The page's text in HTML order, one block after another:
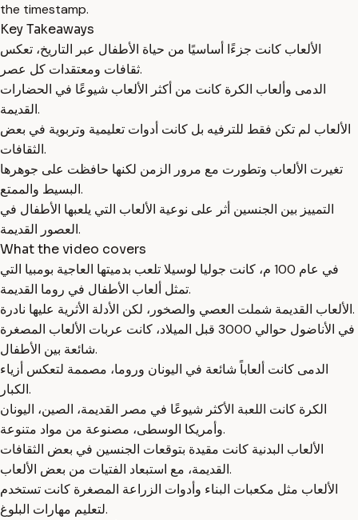
the timestamp.
Key Takeaways
الألعاب كانت جزءًا أساسيًا من حياة الأطفال عبر التاريخ، تعكس
ثقافات ومعتقدات كل عصر.
الدمى وألعاب الكرة كانت من أكثر الألعاب شيوعًا في الحضارات
القديمة.
الألعاب لم تكن فقط للترفيه بل كانت أدوات تعليمية وتربوية في بعض
الثقافات.
تغيرت الألعاب وتطورت مع مرور الزمن لكنها حافظت على جوهرها
البسيط والممتع.
التمييز بين الجنسين أثر على نوعية الألعاب التي يلعبها الأطفال في
العصور القديمة.
What the video covers
في عام 100 م، كانت جوليا لوسيلا تلعب بدميتها العاجية بومبيا التي
تمثل ألعاب الأطفال في روما القديمة.
الألعاب القديمة شملت العصي والصخور، لكن الأدلة الأثرية عليها نادرة.
في الأناضول حوالي 3000 قبل الميلاد، كانت عربات الألعاب المصغرة
شائعة بين الأطفال.
الدمى كانت ألعاباً شائعة في اليونان وروما، مصممة لتعكس أزياء
الكبار.
الكرة كانت اللعبة الأكثر شيوعًا في مصر القديمة، الصين، اليونان
وأمريكا الوسطى، مصنوعة من مواد متنوعة.
الألعاب البدنية كانت مقيدة بتوقعات الجنسين في بعض الثقافات
القديمة، مع استبعاد الفتيات من بعض الألعاب.
الألعاب مثل مكعبات البناء وأدوات الزراعة المصغرة كانت تستخدم
لتعليم مهارات البلوغ.